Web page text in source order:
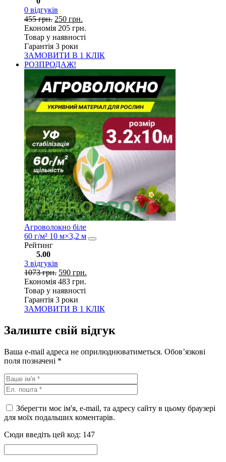
0 відгуків
455грн. 250 грн.
Економія 205 грн.
Товар у наявності
Гарантія 3 роки
ЗАМОВИТИ В 1 КЛІК
РОЗПРОДАЖ!
Агроволокно біле
60 г/м² 10 м×3,2 м
Рейтинг
5.00
3 відгуків
1073грн. 590 грн.
Економія 483 грн.
Товар у наявності
Гарантія 3 роки
ЗАМОВИТИ В 1 КЛІК
Залиште свій відгук
Ваша e-mail адреса не оприлюднюватиметься. Обов’язкові
поля позначені *
Зберегти моє ім'я, e-mail, та адресу сайту в цьому браузері
для моїх подальших коментарів.
Сюди введіть цей код: 147